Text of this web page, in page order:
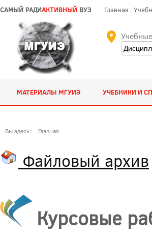
САМЫЙ РАДИАКТИВНЫЙ ВУЗ Главная
МАТЕРИАЛЫ МГУИЭ УЧЕБНИКИ И
Вы здесь: Главная
Файловый архив
Курсовые